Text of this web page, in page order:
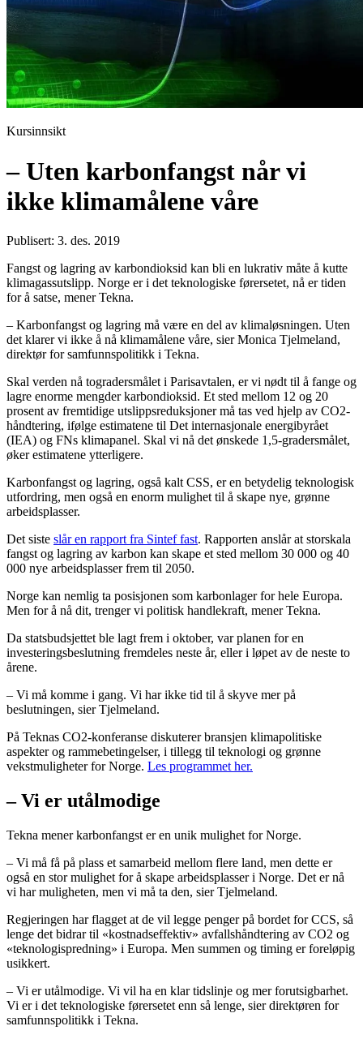
Kursinnsikt
– Uten karbonfangst når vi
ikke klimamålene våre
Publisert: 3. des. 2019
Fangst og lagring av karbondioksid kan bli en lukrativ måte å kutte
klimagassutslipp. Norge er i det teknologiske førersetet, nå er tiden
for å satse, mener Tekna.
– Karbonfangst og lagring må være en del av klimaløsningen. Uten
det klarer vi ikke å nå klimamålene våre, sier Monica Tjelmeland,
direktør for samfunnspolitikk i Tekna.
Skal verden nå togradersmålet i Parisavtalen, er vi nødt til å fange og
lagre enorme mengder karbondioksid. Et sted mellom 12 og 20
prosent av fremtidige utslippsreduksjoner må tas ved hjelp av CO2-
håndtering, ifølge estimatene til Det internasjonale energibyrået
(IEA) og FNs klimapanel. Skal vi nå det ønskede 1,5-gradersmålet,
øker estimatene ytterligere.
Karbonfangst og lagring, også kalt CSS, er en betydelig teknologisk
utfordring, men også en enorm mulighet til å skape nye, grønne
arbeidsplasser.
Det siste slår en rapport fra Sintef fast. Rapporten anslår at storskala
fangst og lagring av karbon kan skape et sted mellom 30 000 og 40
000 nye arbeidsplasser frem til 2050.
Norge kan nemlig ta posisjonen som karbonlager for hele Europa.
Men for å nå dit, trenger vi politisk handlekraft, mener Tekna.
Da statsbudsjettet ble lagt frem i oktober, var planen for en
investeringsbeslutning fremdeles neste år, eller i løpet av de neste to
årene.
– Vi må komme i gang. Vi har ikke tid til å skyve mer på
beslutningen, sier Tjelmeland.
På Teknas CO2-konferanse diskuterer bransjen klimapolitiske
aspekter og rammebetingelser, i tillegg til teknologi og grønne
vekstmuligheter for Norge. Les programmet her.
– Vi er utålmodige
Tekna mener karbonfangst er en unik mulighet for Norge.
– Vi må få på plass et samarbeid mellom flere land, men dette er
også en stor mulighet for å skape arbeidsplasser i Norge. Det er nå
vi har muligheten, men vi må ta den, sier Tjelmeland.
Regjeringen har flagget at de vil legge penger på bordet for CCS, så
lenge det bidrar til «kostnadseffektiv» avfallshåndtering av CO2 og
«teknologispredning» i Europa. Men summen og timing er foreløpig
usikkert.
– Vi er utålmodige. Vi vil ha en klar tidslinje og mer forutsigbarhet.
Vi er i det teknologiske førersetet enn så lenge, sier direktøren for
samfunnspolitikk i Tekna.